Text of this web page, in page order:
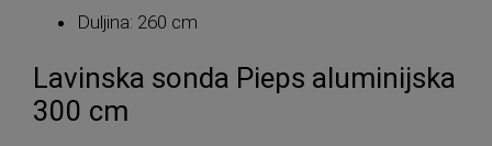
Duljina: 260 cm
Lavinska sonda Pieps aluminijska
300 cm